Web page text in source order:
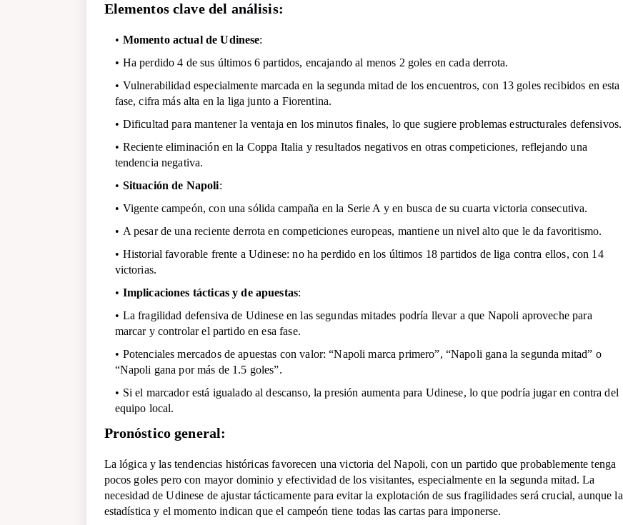
Elementos clave del análisis:
Momento actual de Udinese:
Ha perdido 4 de sus últimos 6 partidos, encajando al menos 2 goles en cada derrota.
Vulnerabilidad especialmente marcada en la segunda mitad de los encuentros, con 13 goles recibidos en esta
fase, cifra más alta en la liga junto a Fiorentina.
Dificultad para mantener la ventaja en los minutos finales, lo que sugiere problemas estructurales defensivos.
Reciente eliminación en la Coppa Italia y resultados negativos en otras competiciones, reflejando una
tendencia negativa.
Situación de Napoli:
Vigente campeón, con una sólida campaña en la Serie A y en busca de su cuarta victoria consecutiva.
A pesar de una reciente derrota en competiciones europeas, mantiene un nivel alto que le da favoritismo.
Historial favorable frente a Udinese: no ha perdido en los últimos 18 partidos de liga contra ellos, con 14
victorias.
Implicaciones tácticas y de apuestas:
La fragilidad defensiva de Udinese en las segundas mitades podría llevar a que Napoli aproveche para
marcar y controlar el partido en esa fase.
Potenciales mercados de apuestas con valor: “Napoli marca primero”, “Napoli gana la segunda mitad” o
“Napoli gana por más de 1.5 goles”.
Si el marcador está igualado al descanso, la presión aumenta para Udinese, lo que podría jugar en contra del
equipo local.
Pronóstico general:
La lógica y las tendencias históricas favorecen una victoria del Napoli, con un partido que probablemente tenga
pocos goles pero con mayor dominio y efectividad de los visitantes, especialmente en la segunda mitad. La
necesidad de Udinese de ajustar tácticamente para evitar la explotación de sus fragilidades será crucial, aunque la
estadística y el momento indican que el campeón tiene todas las cartas para imponerse.